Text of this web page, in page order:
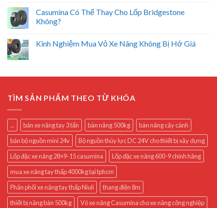
Casumina Có Thể Thay Cho Lốp Bridgestone
Không?
Kinh Nghiệm Mua Vỏ Xe Nâng Không Bị Hớ Giá
TÌM SẢN PHẨM THEO TỪ KHÓA
... bán xe nâng tay 3 tấn bàn nâng 500kg
bàn nâng cây cảnh
bán bộ nguồn mini 24v
Bộ nguồn thủy lực DC 24V cho thiết bị xây dựng
Lốp đặc xe nâng 28×9-15 casumina
Lốp đặc xe nâng 600-9 chính hãng
mua xe nâng tay thấp 4000kg tại tphcm
Phân phối xe nâng tay thấp Niuli
thang điện 8m
thiết bị nâng bàn 500kg
Vỏ xe nâng Casumina cho xe nâng công nghiệp